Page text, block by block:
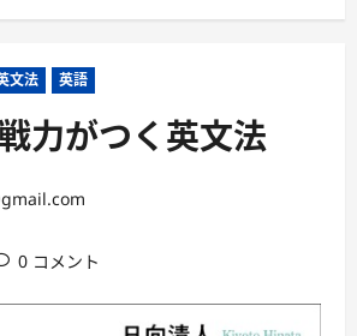
文法 英語
力がつく英文法
0 コメント